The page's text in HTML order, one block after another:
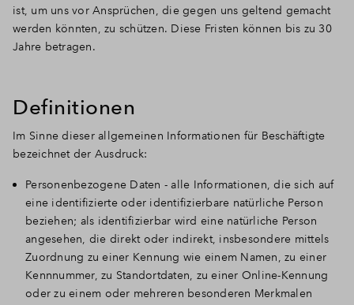
ist, um uns vor Ansprüchen, die gegen uns geltend gemacht
werden könnten, zu schützen. Diese Fristen können bis zu 30
Jahre betragen.
Definitionen
Im Sinne dieser allgemeinen Informationen für Beschäftigte
bezeichnet der Ausdruck:
Personenbezogene Daten - alle Informationen, die sich auf
eine identifizierte oder identifizierbare natürliche Person
beziehen; als identifizierbar wird eine natürliche Person
angesehen, die direkt oder indirekt, insbesondere mittels
Zuordnung zu einer Kennung wie einem Namen, zu einer
Kennnummer, zu Standortdaten, zu einer Online-Kennung
oder zu einem oder mehreren besonderen Merkmalen